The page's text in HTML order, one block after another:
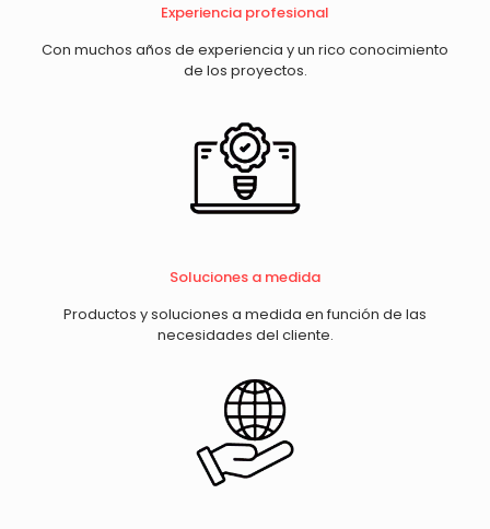
Experiencia profesional
Con muchos años de experiencia y un rico conocimiento
de los proyectos.
Soluciones a medida
Productos y soluciones a medida en función de las
necesidades del cliente.